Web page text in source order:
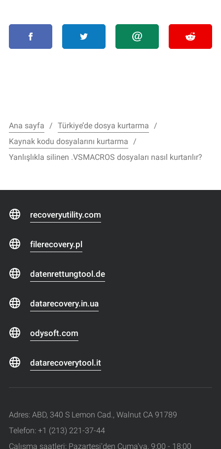
Ana sayfa
Türkiye’de dosya kurtarma
Kaynak kodu dosyalarını kurtarma
Yanlışlıkla silinen .VSMACROS dosyaları nasıl kurtarılır?
recoveryutility.com
filerecovery.pl
datenrettungtool.de
datarecovery.in.ua
odysoft.com
datarecoverytool.it
Adres: ABD, 340 S Lemon Cad., Walnut CA 91789
Telefon: +1 (213) 221-37-44
Çalışma saatleri: Pazartesi'den Cuma'ya, 9:00 - 18:00